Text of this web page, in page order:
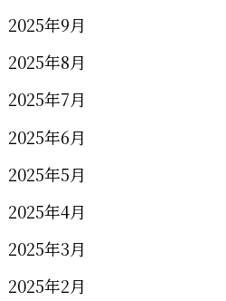
2025年9月
2025年8月
2025年7月
2025年6月
2025年5月
2025年4月
2025年3月
2025年2月